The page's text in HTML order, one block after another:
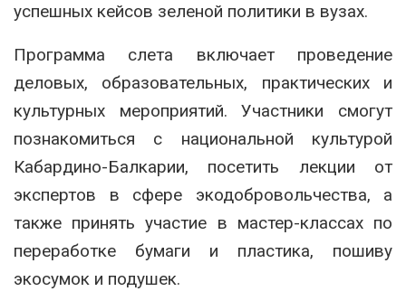
успешных кейсов зеленой политики в вузах.
Программа слета включает проведение
деловых, образовательных, практических и
культурных мероприятий. Участники смогут
познакомиться с национальной культурой
Кабардино-Балкарии, посетить лекции от
экспертов в сфере экодобровольчества, а
также принять участие в мастер-классах по
переработке бумаги и пластика, пошиву
экосумок и подушек.